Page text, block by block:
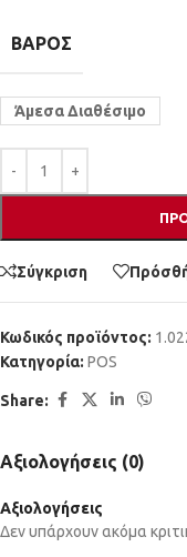
ΒΆΡΟΣ
Άμεσα Διαθέσιμο
Σύγκριση
Κωδικός προϊόντος:
Κατηγορία: POS
Share:
Αξιολογήσεις (0)
Αξιολογήσεις
Δεν υπάρχουν ακόμα